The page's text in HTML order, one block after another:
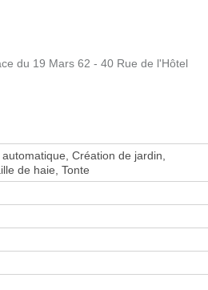
du 19 Mars 62 - 40 Rue de l'Hôtel
Création de jardin,
de haie, Tonte